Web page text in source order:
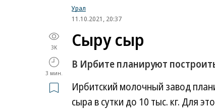
Урал
11.10.2021, 20:37
3K
3 мин.
Сыру сыр
В Ирбите планируют
Ирбитский молочный завод
сыра в сутки до 10 тыс. кг. Для